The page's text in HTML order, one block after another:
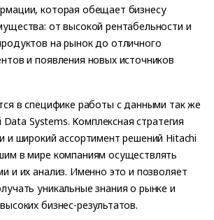
которая обещает бизнесу
от высокой рентабельности и
на рынок до отличного
и появления новых источников
в специфике работы с данными так же
Data Systems. Комплексная стратегия
и широкий ассортимент решений Hitachi
в мире компаниям осуществлять
и их анализ. Именно это и позволяет
уникальные знания о рынке и
бизнес-результатов.